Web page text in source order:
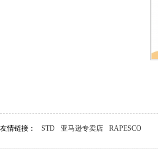
友情链接： STD 亚马逊专卖店 RAPESCO